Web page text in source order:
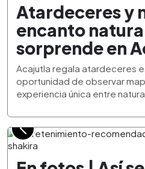
Atardeceres y
encanto
sorprende en
Acajutla regala atardeceres
oportunidad de observar
experiencia única entre